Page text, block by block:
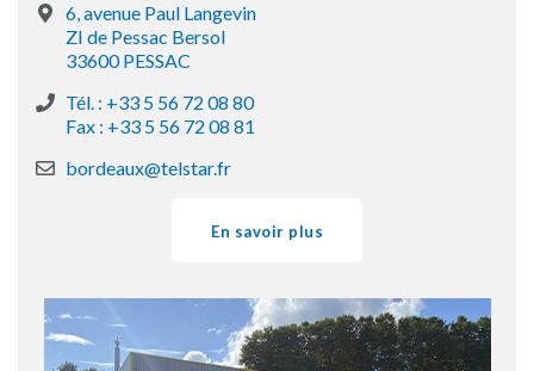
6, avenue Paul Langevin
ZI de Pessac Bersol
33600 PESSAC
Tél. : +33 5 56 72 08 80
Fax : +33 5 56 72 08 81
bordeaux@telstar.fr
En savoir plus